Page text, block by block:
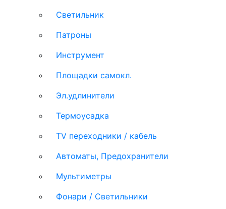
Светильник
Патроны
Инструмент
Площадки самокл.
Эл.удлинители
Термоусадка
TV переходники / кабель
Автоматы, Предохранители
Мультиметры
Фонари / Светильники